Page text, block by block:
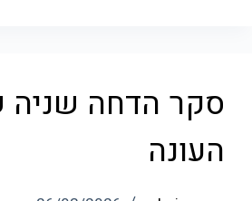
סקר הדחה
העונה